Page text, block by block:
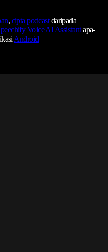
, cipta podcastdaripada
Voice AI Assistantapa-
Android